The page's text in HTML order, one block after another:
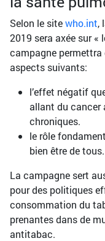
Selon le sitewho.int,
2019 sera axée sur
campagne permettra
aspects suivants:
l’effet négatif
allant du cancer
chroniques.
le rôle
bien être de tous.
La campagne sert
pour des politiques
consommation du
prenantes dans de
antitabac.